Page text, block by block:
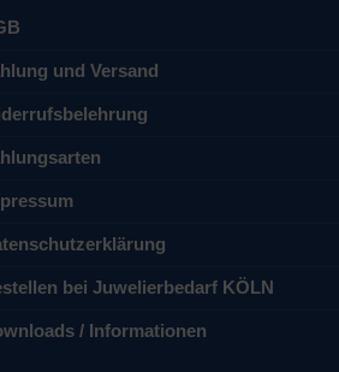
und Versand
bei Juwelierbedarf KÖLN
/ Informationen